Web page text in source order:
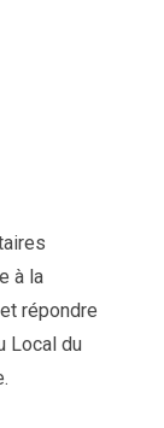
à la
répondre
Local du